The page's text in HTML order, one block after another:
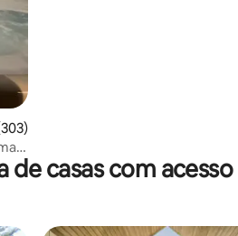
avaliação média de 5, 303
casas com acesso